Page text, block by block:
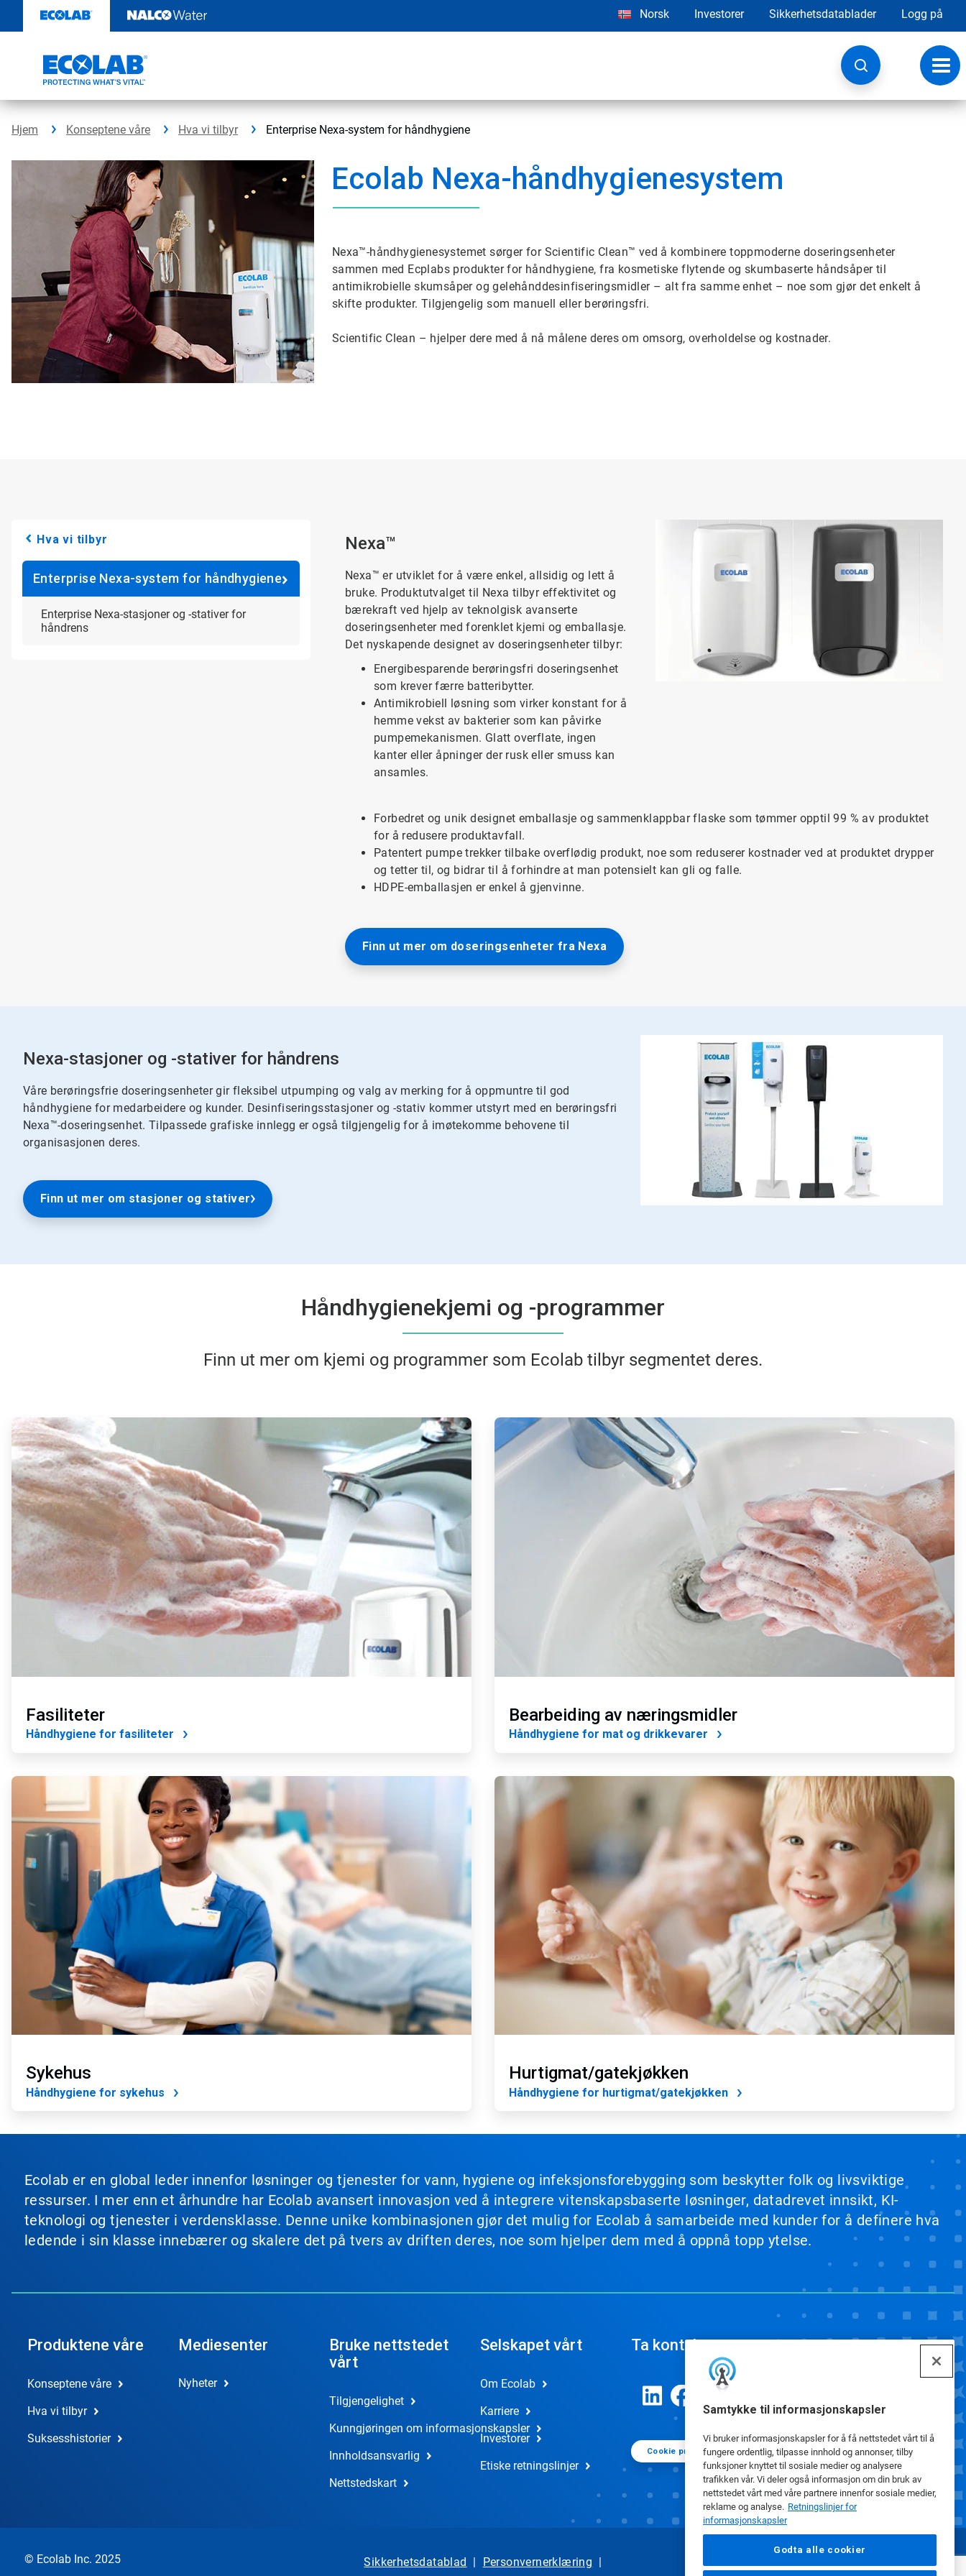
til
Samtykke til informasjonskapsler
Vi bruker informasjonskapsler for å få nettstedet vårt til å
fungere ordentlig, tilpasse innhold og annonser, tilby
funksjoner knyttet til sosiale medier og analysere
trafikken vår. Vi deler også informasjon om din bruk av
nettstedet vårt med våre partnere innenfor sosiale medier,
reklame og analyse. Retningslinjer for
informasjonskapsler
Godta alle cookier
Norsk Investorer Sikkerhetsdatablader Logg på
Hjem Konseptene våre Hva vi tilbyr Enterprise Nexa-system for håndhygiene
Ecolab Nexa-håndhygienesystem
Nexa™-håndhygienesystemet sørger for Scientific Clean™ ved å kombinere toppmoderne doseringsenheter
sammen med Ecplabs produkter for håndhygiene, fra kosmetiske flytende og skumbaserte håndsåper til
antimikrobielle skumsåper og gelehånddesinfiseringsmidler – alt fra samme enhet – noe som gjør det enkelt å
skifte produkter. Tilgjengelig som manuell eller berøringsfri.
Scientific Clean – hjelper dere med å nå målene deres om omsorg, overholdelse og kostnader.
Hva vi tilbyr
Enterprise Nexa-system for håndhygiene
Enterprise Nexa-stasjoner og -stativer for
håndrens
Nexa™
Nexa™ er utviklet for å være enkel, allsidig og lett å
bruke. Produktutvalget til Nexa tilbyr effektivitet og
bærekraft ved hjelp av teknolgisk avanserte
doseringsenheter med forenklet kjemi og emballasje.
Det nyskapende designet av doseringsenheter tilbyr:
Energibesparende berøringsfri doseringsenhet
som krever færre batteribytter.
Antimikrobiell løsning som virker konstant for å
hemme vekst av bakterier som kan påvirke
pumpemekanismen. Glatt overflate, ingen
kanter eller åpninger der rusk eller smuss kan
ansamles.
Forbedret og unik designet emballasje og sammenklappbar flaske som tømmer opptil 99 % av produktet
for å redusere produktavfall.
Patentert pumpe trekker tilbake overflødig produkt, noe som reduserer kostnader ved at produktet drypper
og tetter til, og bidrar til å forhindre at man potensielt kan gli og falle.
HDPE-emballasjen er enkel å gjenvinne.
Finn ut mer om doseringsenheter fra Nexa
Nexa-stasjoner og -stativer for håndrens
Våre berøringsfrie doseringsenheter gir fleksibel utpumping og valg av merking for å oppmuntre til god
håndhygiene for medarbeidere og kunder. Desinfiseringsstasjoner og -stativ kommer utstyrt med en berøringsfri
Nexa™-doseringsenhet. Tilpassede grafiske innlegg er også tilgjengelig for å imøtekomme behovene til
organisasjonen deres.
Finn ut mer om stasjoner og stativer
Håndhygienekjemi og -programmer
Finn ut mer om kjemi og programmer som Ecolab tilbyr segmentet deres.
ArticleTile
1
for
4
Fasiliteter
Håndhygiene for fasiliteter
ArticleTile
4
Sykehus
Håndhygiene for sykehus
ArticleTile
for
Bearbeiding av næringsmidler
Håndhygiene for mat og drikkevarer
ArticleTile
Hurtigmat/gatekjøkken
Håndhygiene for hurtigmat/gatekjøkken
Ecolab er en global leder innenfor løsninger og tjenester for vann, hygiene og infeksjonsforebygging som beskytter folk og livsviktige
ressurser. I mer enn et århundre har Ecolab avansert innovasjon ved å integrere vitenskapsbaserte løsninger, datadrevet innsikt, KI-
teknologi og tjenester i verdensklasse. Denne unike kombinasjonen gjør det mulig for Ecolab å samarbeide med kunder for å definere hva
ledende i sin klasse innebærer og skalere det på tvers av driften deres, noe som hjelper dem med å oppnå topp ytelse.
Produktene våre
Konseptene våre
Hva vi tilbyr
Suksesshistorier
Mediesenter
Nyheter
Bruke nettstedet
vårt
Tilgjengelighet
Kunngjøringen om informasjonskapsler
Innholdsansvarlig
Nettstedskart
Selskapet vårt
Om Ecolab
Karriere
Investorer
Etiske retningslinjer
Ta kontakt
Cookie preferanser
© Ecolab Inc. 2025 Sikkerhetsdatablad Personvernerklæring